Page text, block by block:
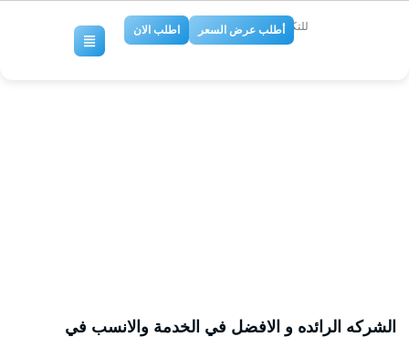
للتكييف والتبريد
أطلب عرض السعر اطلب الان
الشركه الرائده و الافضل في الخدمة والانسب في